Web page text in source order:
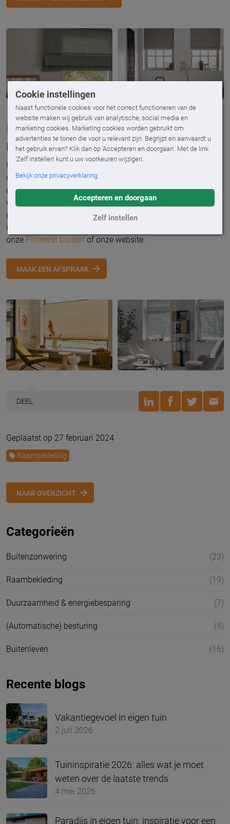
Cookie instellingen
Naast functionele cookies voor het correct functioneren van de
website maken wij gebruik van analytische, social media en
marketing cookies. Marketing cookies worden gebruikt om
advertenties te tonen die voor u relevant zijn. Begrijpt en aanvaardt u
het gebruik ervan? Klik dan op 'Accepteren en doorgaan'. Met de link
'Zelf instellen' kunt u uw voorkeuren wijzigen.
Bekijk onze privacyverklaring
Accepteren en doorgaan
Zelf instellen
Ervaar de raamdecoratie-
materialen in de showroom
Wil je meer weten over de mogelijkheden van raamdecoratie
voor het verbeteren van de akoestiek in huis? Voel en ervaar
de materialen zelf in een showroom bij jou in de buurt. Onze
vakspecialisten helpen je graag verder met sfeervolle en
geluiddempende raamdecoratie tijdens een adviesgesprek
in de showroom. Je kunt ook alvast inspiratie opdoen via
onze Pinterest borden of onze website.
MAAK EEN AFSPRAAK
DEEL
Geplaatst op 27 februari 2024
Raambekleding
NAAR OVERZICHT
Categorieën
Buitenzonwering (23)
Raambekleding (19)
Duurzaamheid & energiebesparing (7)
(Automatische) besturing (5)
Buitenleven (16)
Recente blogs
Vakantiegevoel in eigen tuin
2 juli 2026
Tuininspiratie 2026: alles wat je moet
weten over de laatste trends
4 mei 2026
Paradijs in eigen tuin: inspiratie voor een